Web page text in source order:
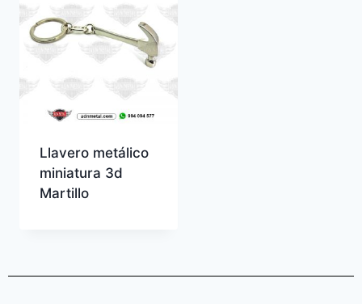
Llavero metálico
miniatura 3d
Martillo